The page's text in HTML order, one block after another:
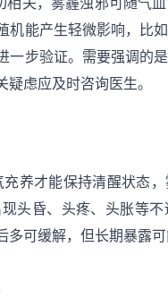
能产生轻微影响，比
步验证。需要强调的
虑应及时咨询医生。
充养才能保持清醒状态
头昏、头疼、头胀等
可缓解，但长期暴露可